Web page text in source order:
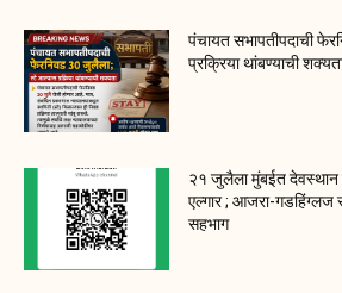
पंचायत सभापतीपदाची
प्रक्रिया थांबण्याची
२१ जुलैला मुंबईत देवस्थान
एल्गार ; आजरा-गडहिंग्लज
सहभाग